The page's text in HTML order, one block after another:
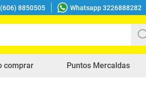
8850505 Whatsapp 3226888282
comprar Puntos Mercaldas